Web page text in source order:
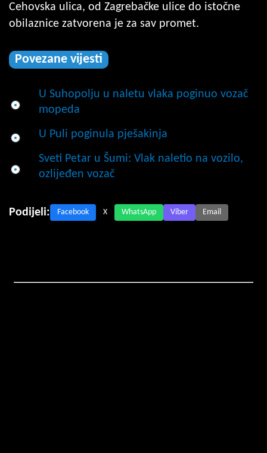
Cehovska ulica, od Zagrebačke ulice do istočne
obilaznice zatvorena je za sav promet.
Povezane vijesti
U Suhopolju u naletu vlaka poginuo vozač
mopeda
U Puli poginula pješakinja
Sveti Petar u Šumi: Vlak naletio na vozilo,
ozlijeđen vozač
Podijeli: Facebook X WhatsApp Viber Email